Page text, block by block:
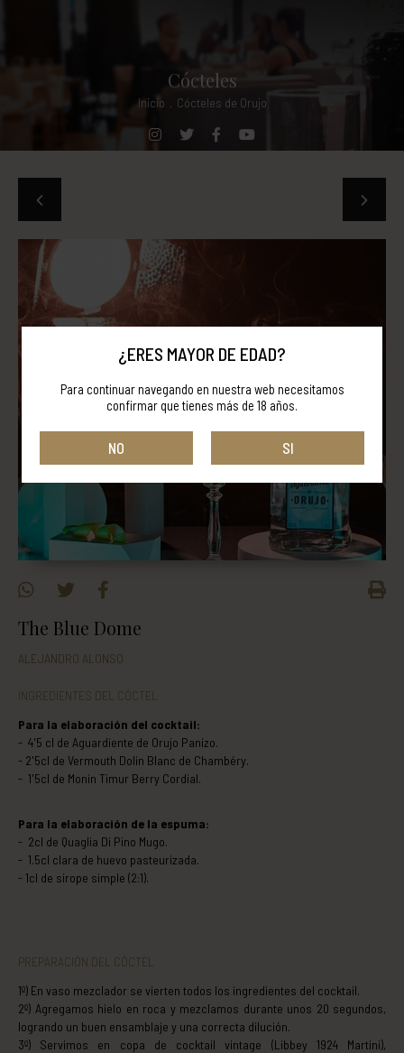
Cócteles
Inicio Cócteles de Orujo
The Blue Dome
ALEJANDRO ALONSO
INGREDIENTES DEL CÓCTEL
Para la elaboración del cocktail:
4'5 cl de Aguardiente de Orujo Panizo.
2'5cl de Vermouth Dolin Blanc de Chambéry.
1'5cl de Monin Timur Berry Cordial.
Para la elaboración de la espuma:
2cl de Quaglia Di Pino Mugo.
1.5cl clara de huevo pasteurizada.
1cl de sirope simple (2:1).
PREPARACIÓN DEL CÓCTEL
1º) En vaso mezclador se vierten todos los ingredientes del cocktail.
2º) Agregamos hielo en roca y mezclamos durante unos 20 segundos,
logrando un buen ensamblaje y una correcta dilución.
3º) Servimos en copa de cocktail vintage (Libbey 1924 Martini),
¿ERES MAYOR DE EDAD?
Para continuar navegando en nuestra web necesitamos
confirmar que tienes más de 18 años.
NO SI